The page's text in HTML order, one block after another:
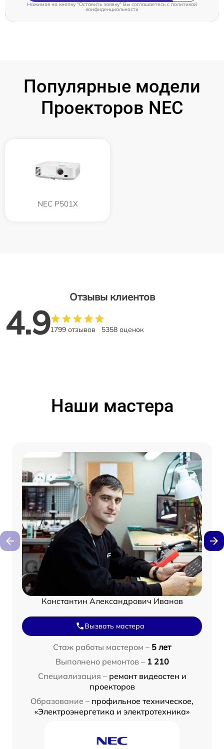
Нажимая на кнопку "Оставить заявку" Вы соглашаетесь cполитикой
конфиденциальности
Популярные модели
Проекторов NEC
NEC P501X
Отзывы клиентов
4.91799 отзывов 5358 оценок
Наши мастера
Константин Александрович Иванов
Вызвать мастера
Стаж работы мастером – 5 лет
Выполнено ремонтов – 1 210
Специализация – ремонт видеостен и
проекторов
Образование – профильное техническое,
«Электроэнергетика и электротехника»